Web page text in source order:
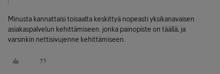
Minusta kannattaisi toisaalta keskittyä nopeasti yksikanavaisen
asiakaspalvelun kehittämiseen. jonka painopiste on täällä, ja
varsinkin nettisivujenne kehittämiseen.